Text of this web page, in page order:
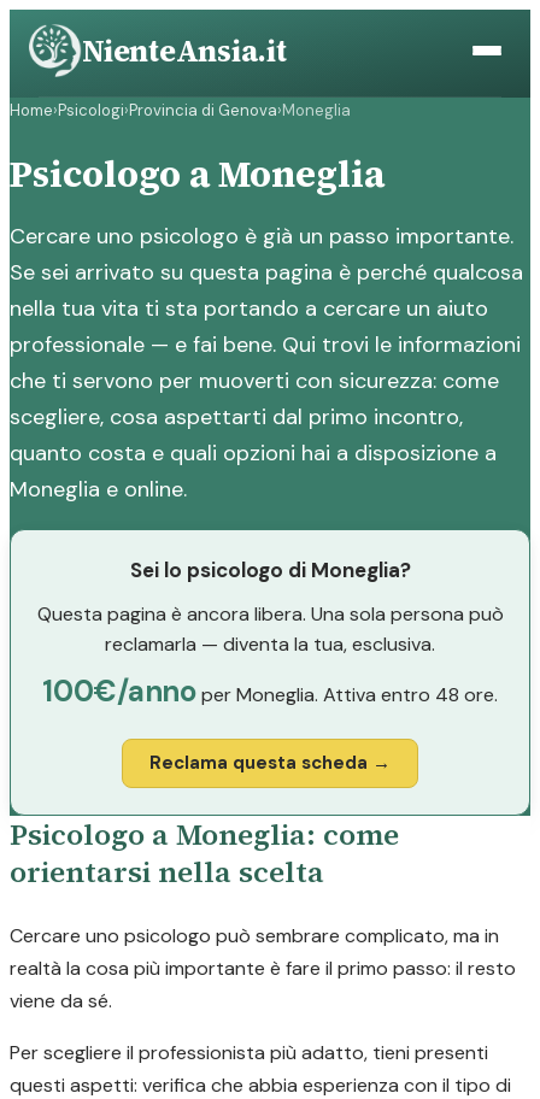
Vai
contenuto
NienteAnsia.it
Home›Psicologi›Provincia di Genova›Moneglia
Psicologo a Moneglia
Cercare uno psicologo è già un passo importante.
Se sei arrivato su questa pagina è perché qualcosa
nella tua vita ti sta portando a cercare un aiuto
professionale — e fai bene. Qui trovi le informazioni
che ti servono per muoverti con sicurezza: come
scegliere, cosa aspettarti dal primo incontro,
quanto costa e quali opzioni hai a disposizione a
Moneglia e online.
Sei lo psicologo di Moneglia?
Questa pagina è ancora libera. Una sola persona può
reclamarla — diventa la tua, esclusiva.
100€/annoper Moneglia. Attiva entro 48 ore.
Reclama questa scheda →
Psicologo a Moneglia: come
orientarsi nella scelta
Cercare uno psicologo può sembrare complicato, ma in
realtà la cosa più importante è fare il primo passo: il resto
viene da sé.
Per scegliere il professionista più adatto, tieni presenti
questi aspetti: verifica che abbia esperienza con il tipo di